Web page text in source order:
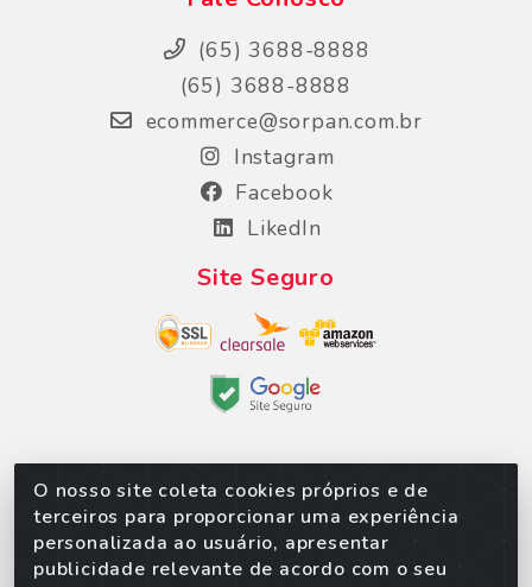
O nosso site coleta cookies próprios e de
terceiros para proporcionar uma experiência
personalizada ao usuário, apresentar
publicidade relevante de acordo com o seu
(65) 3688-8888
(65) 3688-8888
ecommerce@sorpan.com.br
Instagram
Facebook
LikedIn
Site Seguro
Sorpan - Rodovia dos Imigrantes, Lote 06, São
Matheus, Várzea Grande/MT – CEP 78152-135 -
CNPJ 02.623.537/0010-24